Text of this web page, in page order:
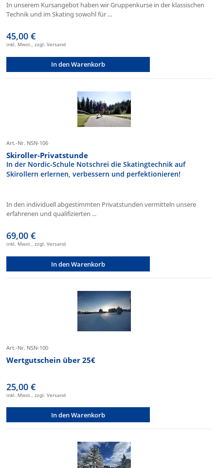
In unserem Kursangebot haben wir Gruppenkurse in der klassischen
Technik und im Skating sowohl für ...
45,00 €
inkl. Mwst., zzgl. Versand
In den Warenkorb
Art.-Nr. NSN-106
Skiroller-Privatstunde
In der Nordic-Schule Notschrei die Skatingtechnik auf
Skirollern erlernen, verbessern und perfektionieren!
In den individuell abgestimmten Privatstunden vermitteln unsere
erfahrenen und qualifizierten ...
69,00 €
inkl. Mwst., zzgl. Versand
In den Warenkorb
Art.-Nr. NSN-100
Wertgutschein über 25€
25,00 €
inkl. Mwst., zzgl. Versand
In den Warenkorb